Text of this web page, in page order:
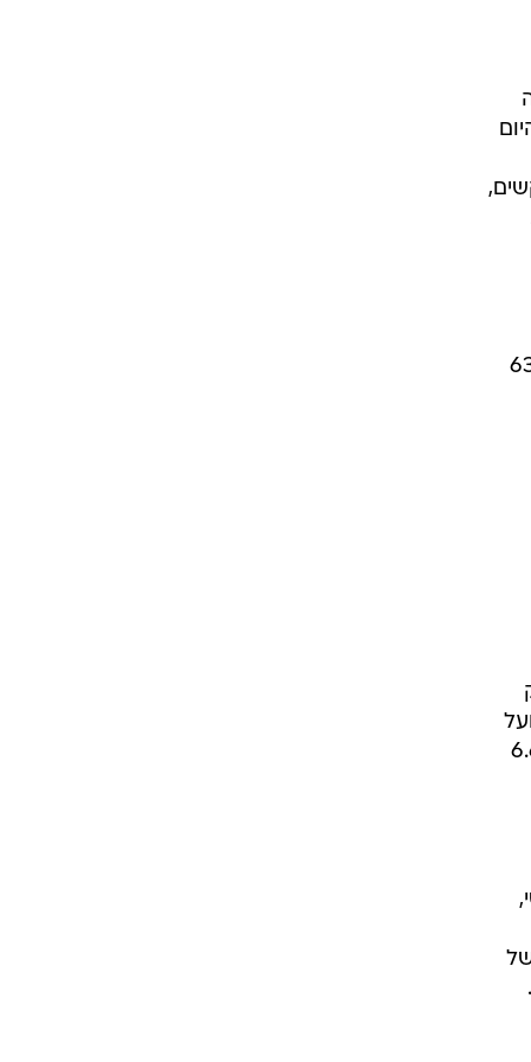
שלה
דולר - שישקפו צמיחה של 63%
השלישי רשמה החברה רווח נקי של לא פחות מ-6.6